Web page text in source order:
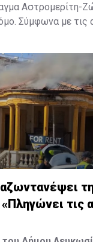
Αστρομερίτη-
Σύμφωνα με τις
πριν
τις